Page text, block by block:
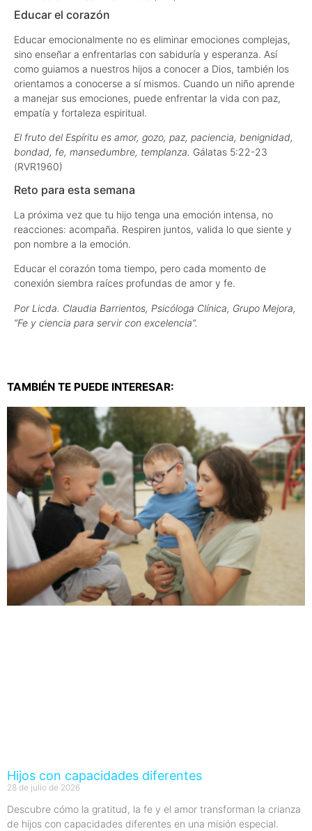
Educar el corazón
Educar emocionalmente no es eliminar emociones complejas,
sino enseñar a enfrentarlas con sabiduría y esperanza. Así
como guiamos a nuestros hijos a conocer a Dios, también los
orientamos a conocerse a sí mismos. Cuando un niño aprende
a manejar sus emociones, puede enfrentar la vida con paz,
empatía y fortaleza espiritual.
El fruto del Espíritu es amor, gozo, paz, paciencia, benignidad,
bondad, fe, mansedumbre, templanza. Gálatas 5:22-23
(RVR1960)
Reto para esta semana
La próxima vez que tu hijo tenga una emoción intensa, no
reacciones: acompaña. Respiren juntos, valida lo que siente y
pon nombre a la emoción.
Educar el corazón toma tiempo, pero cada momento de
conexión siembra raíces profundas de amor y fe.
Por Licda. Claudia Barrientos, Psicóloga Clínica, Grupo Mejora,
“Fe y ciencia para servir con excelencia”.
TAMBIÉN TE PUEDE INTERESAR:
Hijos con capacidades diferentes
28 de julio de 2026
Descubre cómo la gratitud, la fe y el amor transforman la crianza
de hijos con capacidades diferentes en una misión especial.